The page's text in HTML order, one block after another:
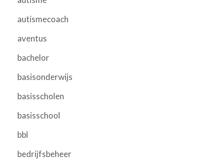
autismecoach
aventus
bachelor
basisonderwijs
basisscholen
basisschool
bbl
bedrijfsbeheer